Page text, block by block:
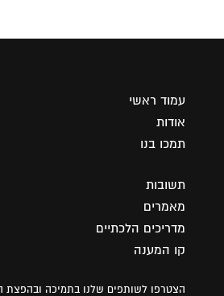
עמוד ראשי
אודות
תמכו בנו
תשובות
מאמרים
מדריכים הלכתיים
קו המענה
הצטרפו לשותפים שלנו בתמיכה ובהפצת